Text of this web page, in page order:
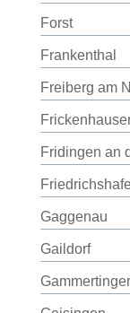
Forst
Frankenthal
Freiberg am
Fridingen an
Gaggenau
Gaildorf